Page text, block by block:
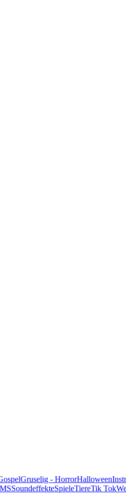
Gruselig - HorrorHalloween
SoundeffekteSpieleTiereTik Tok